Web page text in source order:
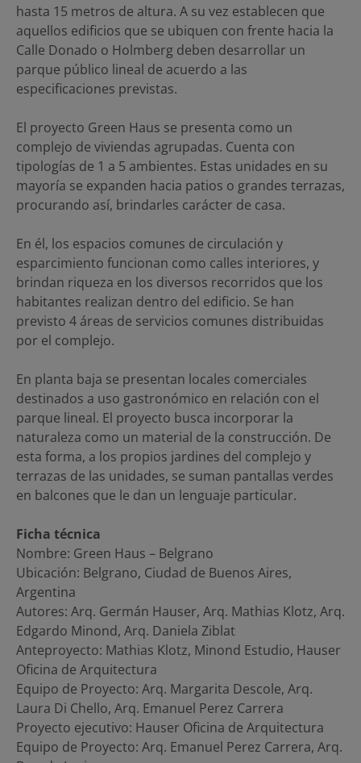
hasta 15 metros de altura. A su vez establecen que
aquellos edificios que se ubiquen con frente hacia la
Calle Donado o Holmberg deben desarrollar un
parque público lineal de acuerdo a las
especificaciones previstas.
El proyecto Green Haus se presenta como un
complejo de viviendas agrupadas. Cuenta con
tipologías de 1 a 5 ambientes. Estas unidades en su
mayoría se expanden hacia patios o grandes terrazas,
procurando así, brindarles carácter de casa.
En él, los espacios comunes de circulación y
esparcimiento funcionan como calles interiores, y
brindan riqueza en los diversos recorridos que los
habitantes realizan dentro del edificio. Se han
previsto 4 áreas de servicios comunes distribuidas
por el complejo.
En planta baja se presentan locales comerciales
destinados a uso gastronómico en relación con el
parque lineal. El proyecto busca incorporar la
naturaleza como un material de la construcción. De
esta forma, a los propios jardines del complejo y
terrazas de las unidades, se suman pantallas verdes
en balcones que le dan un lenguaje particular.
Ficha técnica
Nombre: Green Haus – Belgrano
Ubicación: Belgrano, Ciudad de Buenos Aires,
Argentina
Autores: Arq. Germán Hauser, Arq. Mathias Klotz, Arq.
Edgardo Minond, Arq. Daniela Ziblat
Anteproyecto: Mathias Klotz, Minond Estudio, Hauser
Oficina de Arquitectura
Equipo de Proyecto: Arq. Margarita Descole, Arq.
Laura Di Chello, Arq. Emanuel Perez Carrera
Proyecto ejecutivo: Hauser Oficina de Arquitectura
Equipo de Proyecto: Arq. Emanuel Perez Carrera, Arq.